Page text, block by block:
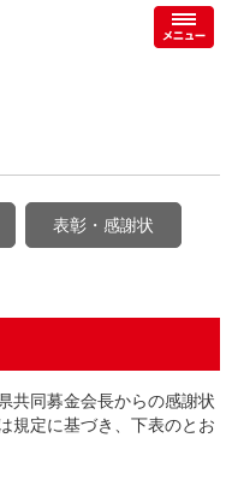
表彰・感謝状
共同募金会長からの感謝状
規定に基づき、下表のとお